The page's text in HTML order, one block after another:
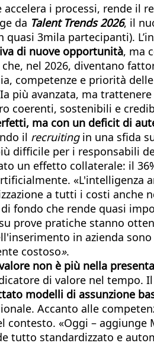
accelera i processi, rende il
da Talent Trends 2026, il
quasi 3mila partecipanti).
di nuove opportunità, ma
nel 2026, diventano
competenze e priorità
più avanzata, ma
coerenti, sostenibili e
ma con un deficit di
il recruitingin una sfida
difficile per i responsabili
un effetto collaterale: il
«L'intelligenza
a tutti i costi anche
fondo che rende quasi
prove pratiche stanno
in azienda
costoso».
non è più nella
di valore nel tempo.
modelli di assunzione
Accanto alle
contesto. «Oggi –
tutto standardizzato e